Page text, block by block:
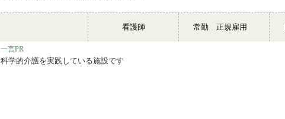
看護師 常勤 正規雇用
一言PR
科学的介護を実践している施設です